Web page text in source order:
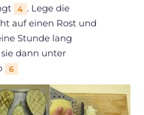
4 . Lege die
auf einen Rost und
Stunde lang
sie dann unter
6